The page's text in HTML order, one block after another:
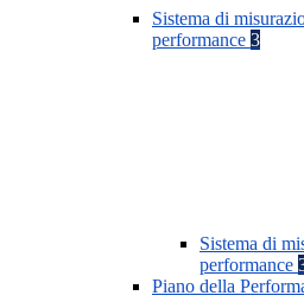
Sistema di
performance 3
Sistema di
performance
Piano della